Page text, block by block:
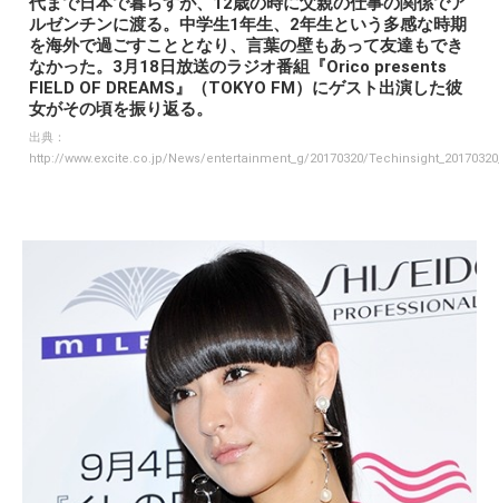
ルゼンチンに渡る。中学生1年生、2年生という多感な時期
を海外で過ごすこととなり、言葉の壁もあって友達もでき
なかった。3月18日放送のラジオ番組『Orico presents
FIELD OF DREAMS』（TOKYO FM）にゲスト出演した彼
女がその頃を振り返る。
出典：
http://www.excite.co.jp/News/entertainment_g/20170320/